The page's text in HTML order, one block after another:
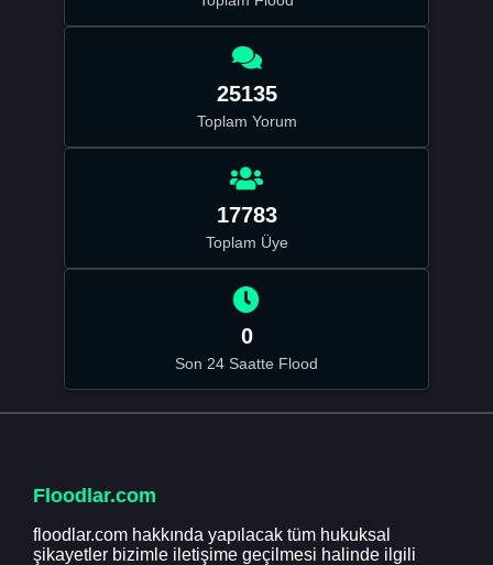
25135
Toplam Yorum
17783
Toplam Üye
0
Son 24 Saatte Flood
Floodlar.com
floodlar.com hakkında yapılacak tüm hukuksal
şikayetler bizimle iletişime geçilmesi halinde ilgili